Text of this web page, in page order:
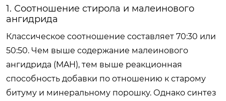
1. Соотношение стирола и малеинового
ангидрида
Классическое соотношение составляет 70:30 или
50:50. Чем выше содержание малеинового
ангидрида (MAH), тем выше реакционная
способность добавки по отношению к старому
битуму и минеральному порошку. Однако синтез